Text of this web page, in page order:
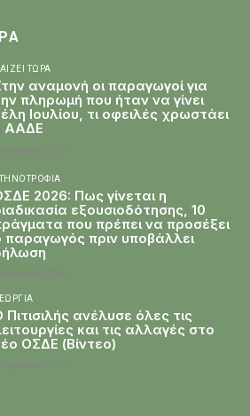
ΤΏΡΑ
αναμονή οι παραγωγοί για
πληρωμή που ήταν να γίνει
Ιουλίου, τι οφειλές χρωστάει
ΑΑΔΕ
2026: Πως γίνεται η
εξουσιοδότησης, 10
που πρέπει να προσέξει
παραγωγός πριν υποβάλλει
Πιτισιλής ανέλυσε όλες τις
και τις αλλαγές στο
ΟΣΔΕ (Βίντεο)